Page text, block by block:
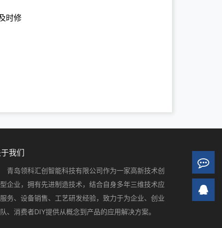
时修
我们
青岛领科汇创智能科技有限公司作为一家高新技术创
企业，拥有先进制造技术，结合自身多年三维技术应
务、设备销售、工艺研发经验，致力于为企业、创业
、消费者DIY提供从概念到产品的应用解决方案。